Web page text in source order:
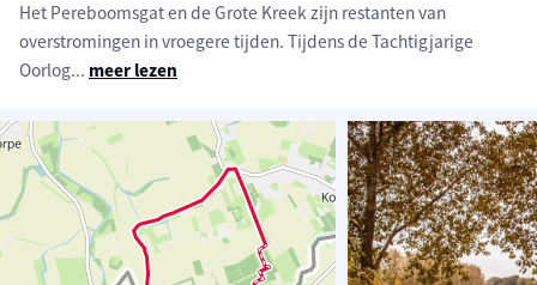
Het Pereboomsgat en de Grote Kreek zijn restanten van
overstromingen in vroegere tijden. Tijdens de Tachtigjarige
Oorlog... meer lezen